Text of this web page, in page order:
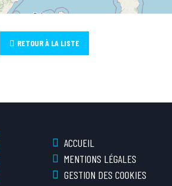
RETOUR À LA LISTE
ACCUEIL
MENTIONS LÉGALES
GESTION DES COOKIES